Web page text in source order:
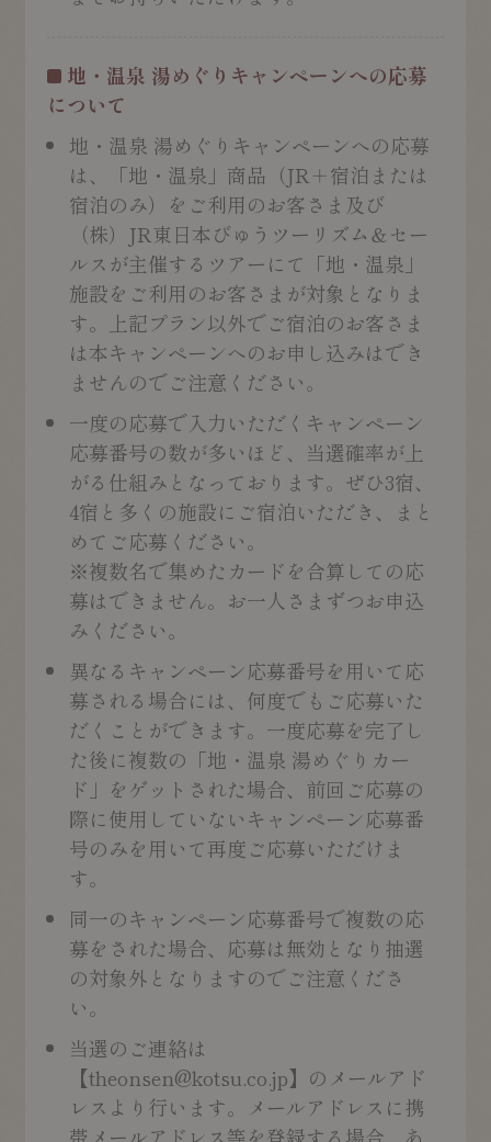
地・温泉 湯めぐりキャンペーンへの応募
について
地・温泉 湯めぐりキャンペーンへの応募
は、「地・温泉」商品（JR＋宿泊または
宿泊のみ）をご利用のお客さま及び
（株）JR東日本びゅうツーリズム＆セー
ルスが主催するツアーにて「地・温泉」
施設をご利用のお客さまが対象となりま
す。上記プラン以外でご宿泊のお客さま
は本キャンペーンへのお申し込みはでき
ませんのでご注意ください。
一度の応募で入力いただくキャンペーン
応募番号の数が多いほど、当選確率が上
がる仕組みとなっております。ぜひ3宿、
4宿と多くの施設にご宿泊いただき、まと
めてご応募ください。
※複数名で集めたカードを合算しての応
募はできません。お一人さまずつお申込
みください。
異なるキャンペーン応募番号を用いて応
募される場合には、何度でもご応募いた
だくことができます。一度応募を完了し
た後に複数の「地・温泉 湯めぐりカー
ド」をゲットされた場合、前回ご応募の
際に使用していないキャンペーン応募番
号のみを用いて再度ご応募いただけま
す。
同一のキャンペーン応募番号で複数の応
募をされた場合、応募は無効となり抽選
の対象外となりますのでご注意くださ
い。
当選のご連絡は
【theonsen@kotsu.co.jp】のメールアド
レスより行います。メールアドレスに携